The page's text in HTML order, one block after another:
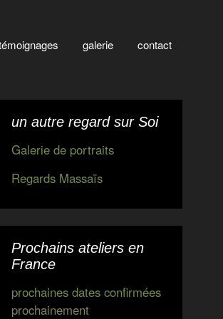
galerie contact
un autre regard sur Soi
Galerie de portraits
Regards Massaïs
Prochains ateliers en
France
prochaines dates confirmées
prochainement